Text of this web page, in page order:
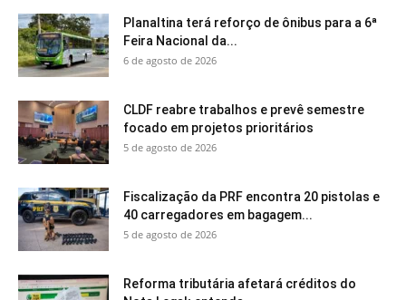
Planaltina terá reforço de ônibus para a 6ª
Feira Nacional da...
6 de agosto de 2026
CLDF reabre trabalhos e prevê semestre
focado em projetos prioritários
5 de agosto de 2026
Fiscalização da PRF encontra 20 pistolas e
40 carregadores em bagagem...
5 de agosto de 2026
Reforma tributária afetará créditos do